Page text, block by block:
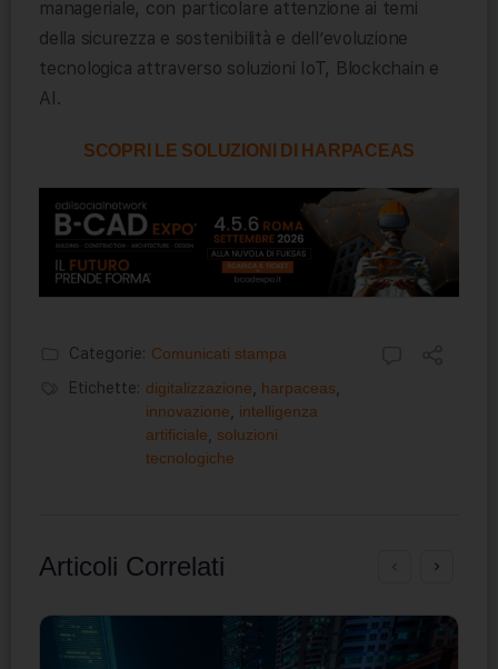
manageriale, con particolare attenzione ai temi
della sicurezza e sostenibilità e dell’evoluzione
tecnologica attraverso soluzioni IoT, Blockchain e
AI.
SCOPRI LE SOLUZIONI DI HARPACEAS
Categorie: Comunicati stampa
Etichette: digitalizzazione harpaceas
innovazione
intelligenza
artificiale
soluzioni
tecnologiche
Articoli Correlati